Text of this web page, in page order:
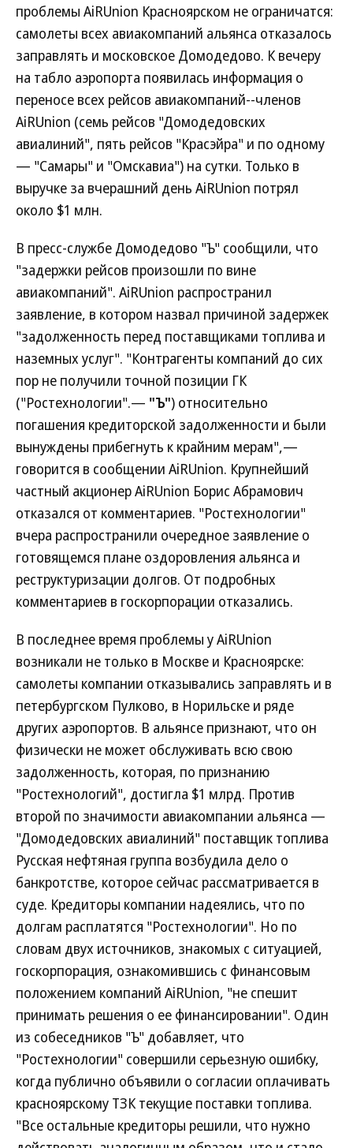
проблемы AiRUnion Красноярском не ограничатся:
самолеты всех авиакомпаний альянса отказалось
заправлять и московское Домодедово. К вечеру
на табло аэропорта появилась информация о
переносе всех рейсов авиакомпаний--членов
AiRUnion (семь рейсов "Домодедовских
авиалиний", пять рейсов "Красэйра" и по одному
— "Самары" и "Омскавиа") на сутки. Только в
выручке за вчерашний день AiRUnion потрял
около $1 млн.
В пресс-службе Домодедово "Ъ" сообщили, что
"задержки рейсов произошли по вине
авиакомпаний". AiRUnion распространил
заявление, в котором назвал причиной задержек
"задолженность перед поставщиками топлива и
наземных услуг". "Контрагенты компаний до сих
пор не получили точной позиции ГК
("Ростехнологии".— "Ъ") относительно
погашения кредиторской задолженности и были
вынуждены прибегнуть к крайним мерам",—
говорится в сообщении AiRUnion. Крупнейший
частный акционер AiRUnion Борис Абрамович
отказался от комментариев. "Ростехнологии"
вчера распространили очередное заявление о
готовящемся плане оздоровления альянса и
реструктуризации долгов. От подробных
комментариев в госкорпорации отказались.
В последнее время проблемы у AiRUnion
возникали не только в Москве и Красноярске:
самолеты компании отказывались заправлять и в
петербургском Пулково, в Норильске и ряде
других аэропортов. В альянсе признают, что он
физически не может обслуживать всю свою
задолженность, которая, по признанию
"Ростехнологий", достигла $1 млрд. Против
второй по значимости авиакомпании альянса —
"Домодедовских авиалиний" поставщик топлива
Русская нефтяная группа возбудила дело о
банкротстве, которое сейчас рассматривается в
суде. Кредиторы компании надеялись, что по
долгам расплатятся "Ростехнологии". Но по
словам двух источников, знакомых с ситуацией,
госкорпорация, ознакомившись с финансовым
положением компаний AiRUnion, "не спешит
принимать решения о ее финансировании". Один
из собеседников "Ъ" добавляет, что
"Ростехнологии" совершили серьезную ошибку,
когда публично объявили о согласии оплачивать
красноярскому ТЗК текущие поставки топлива.
"Все остальные кредиторы решили, что нужно